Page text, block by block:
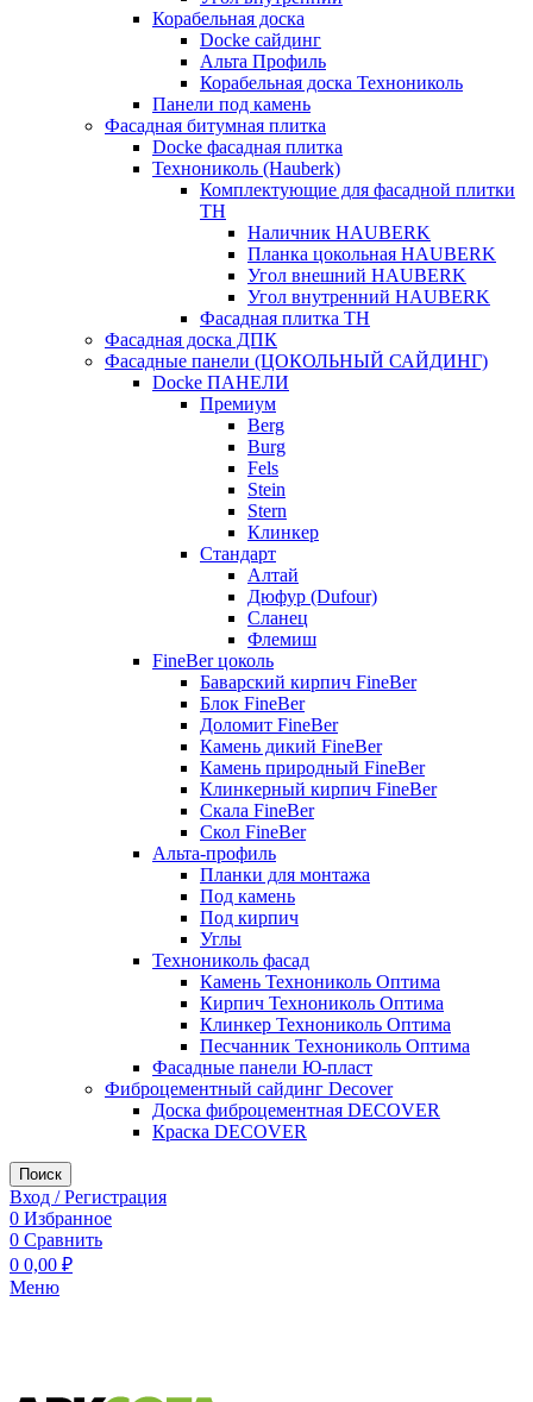
Корабельная доска
Docke сайдинг
Альта Профиль
Корабельная доска Технониколь
Панели под камень
Фасадная битумная плитка
Docke фасадная плитка
Технониколь (Hauberk)
Комплектующие для фасадной плитки
ТН
Наличник HAUBERK
Планка цокольная HAUBERK
Угол внешний HAUBERK
Угол внутренний HAUBERK
Фасадная плитка ТН
Фасадная доска ДПК
Фасадные панели (ЦОКОЛЬНЫЙ САЙДИНГ)
Docke ПАНЕЛИ
Премиум
Berg
Burg
Fels
Stein
Stern
Клинкер
Стандарт
Алтай
Дюфур (Dufour)
Сланец
Флемиш
FineBer цоколь
Баварский кирпич FineBer
Блок FineBer
Доломит FineBer
Камень дикий FineBer
Камень природный FineBer
Клинкерный кирпич FineBer
Скала FineBer
Скол FineBer
Альта-профиль
Планки для монтажа
Под камень
Под кирпич
Углы
Технониколь фасад
Камень Технониколь Оптима
Кирпич Технониколь Оптима
Клинкер Технониколь Оптима
Песчанник Технониколь Оптима
Фасадные панели Ю-пласт
Фиброцементный сайдинг Decover
Доска фиброцементная DECOVER
Краска DECOVER
Поиск
Вход / Регистрация
0 Избранное
0 Сравнить
0 0,00 ₽
Меню